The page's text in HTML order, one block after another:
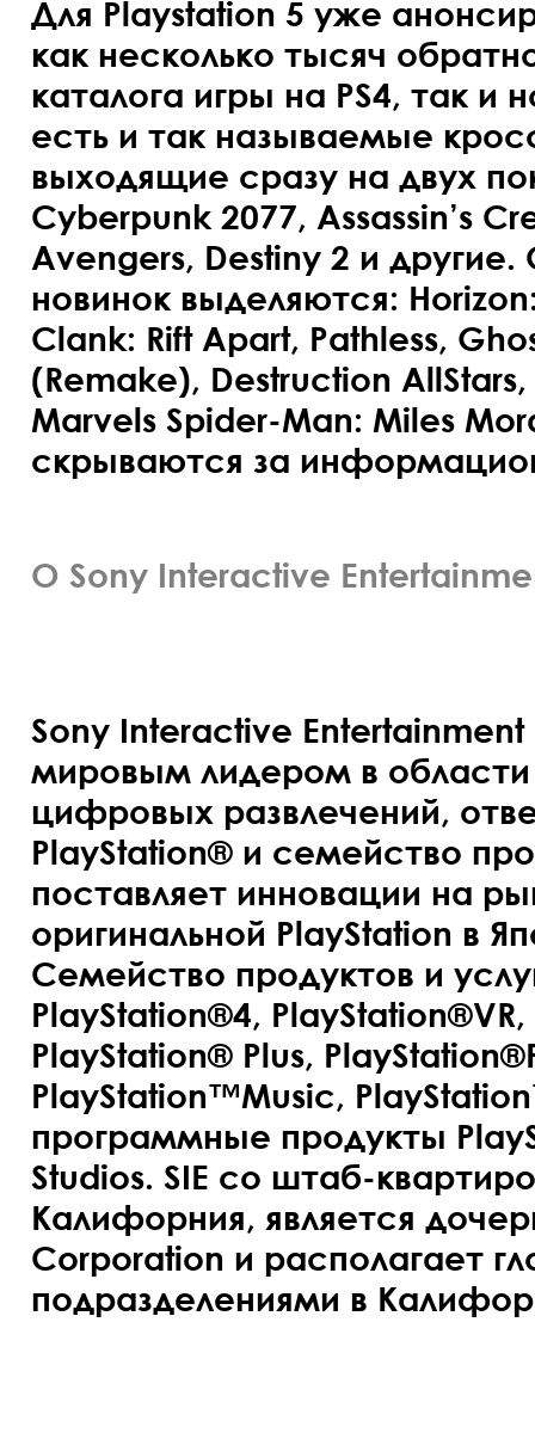
Для Playstation 5 уже
как несколько тысяч
каталога игры на PS4, так и
есть и так называемые
выходящие сразу на двух
Cyberpunk 2077, Assassin’s
Avengers, Destiny 2 и
новинок выделяются:
Clank: Rift Apart, Pathless,
(Remake), Destruction
Marvels Spider-Man: Miles
скрываются за
О Sony Interactive
Sony Interactive Entertainment
мировым лидером в области
цифровых развлечений,
PlayStation® и семейство
поставляет инновации на
оригинальной PlayStation в
Семейство продуктов и
PlayStation®4,
PlayStation® Plus,
PlayStation™Music,
программные продукты
Studios. SIE со штаб-
Калифорния, является
Corporation и располагает
подразделениями в